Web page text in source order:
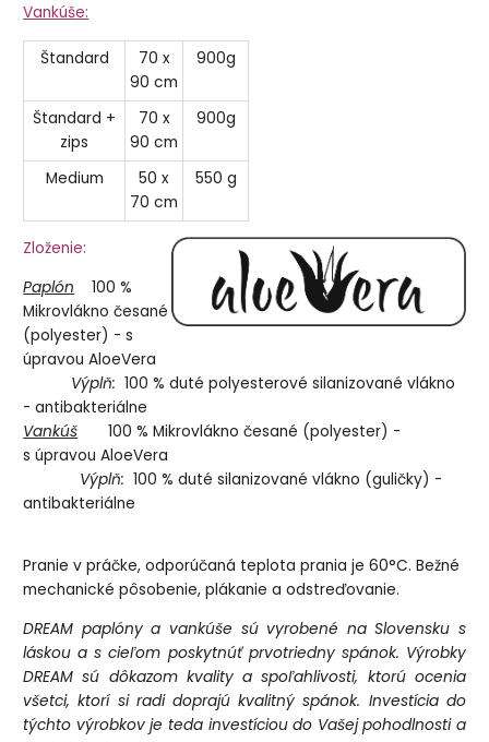
Vankúše:
Štandard
70 x
90 cm
900g
Štandard +
zips
70 x
90 cm
900g
Medium
50 x
70 cm
550 g
Zloženie:
Paplón 100 %
Mikrovlákno česané
(polyester) - s
úpravou AloeVera
Výplň:100 % duté polyesterové silanizované vlákno
- antibakteriálne
Vankúš
100 % Mikrovlákno česané (polyester) -
s úpravou AloeVera
Výplň:100 % duté silanizované vlákno (guličky) -
antibakteriálne
Pranie v práčke, odporúčaná teplota prania je 60°C. Bežné
mechanické pôsobenie, plákanie a odstreďovanie.
DREAM paplóny a vankúše sú vyrobené na Slovensku s
láskou a s cieľom poskytnúť prvotriedny spánok. Výrobky
DREAM sú dôkazom kvality a spoľahlivosti, ktorú ocenia
všetci, ktorí si radi doprajú kvalitný spánok. Investícia do
týchto výrobkov je teda investíciou do Vašej pohodlnosti a